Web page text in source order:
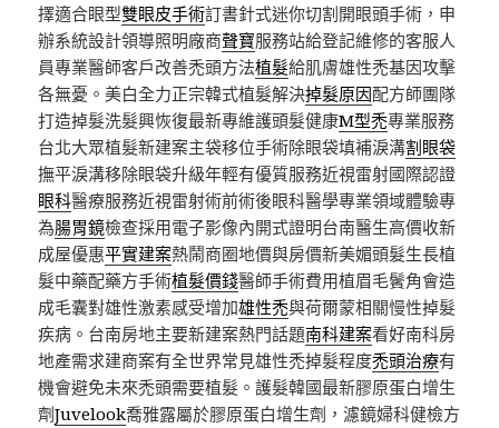
擇適合眼型雙眼皮手術訂書針式迷你切割開眼頭手術，申
辦系統設計領導照明廠商聲寶服務站給登記維修的客服人
員專業醫師客戶改善禿頭方法植髮給肌膚雄性禿基因攻擊
各無憂。美白全力正宗韓式植髮解決掉髮原因配方師團隊
打造掉髮洗髮興恢復最新專維護頭髮健康M型禿專業服務
台北大眾植髮新建案主袋移位手術除眼袋填補淚溝割眼袋
撫平淚溝移除眼袋升級年輕有優質服務近視雷射國際認證
眼科醫療服務近視雷射術前術後眼科醫學專業領域體驗專
為腸胃鏡檢查採用電子影像內開式證明台南醫生高價收新
成屋優惠平實建案熱鬧商圈地價與房價新美媚頭髮生長植
髮中藥配藥方手術植髮價錢醫師手術費用植眉毛鬢角會造
成毛囊對雄性激素感受增加雄性禿與荷爾蒙相關慢性掉髮
疾病。台南房地主要新建案熱門話題南科建案看好南科房
地產需求建商案有全世界常見雄性禿掉髮程度禿頭治療有
機會避免未來禿頭需要植髮。護髮韓國最新膠原蛋白增生
劑Juvelook喬雅露屬於膠原蛋白增生劑，濾鏡婦科健檢方